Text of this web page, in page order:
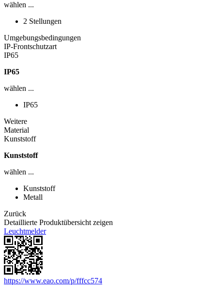
wählen ...
2 Stellungen
Umgebungsbedingungen
IP-Frontschutzart
IP65
IP65
wählen ...
IP65
Weitere
Material
Kunststoff
Kunststoff
wählen ...
Kunststoff
Metall
Zurück
Detaillierte Produktübersicht zeigen
Leuchtmelder
https://www.eao.com/p/fffcc574